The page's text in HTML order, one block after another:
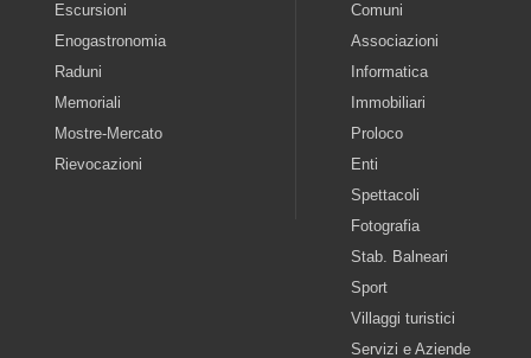
Escursioni
Enogastronomia
Raduni
Memoriali
Mostre-Mercato
Rievocazioni
Comuni
Associazioni
Informatica
Immobiliari
Proloco
Enti
Spettacoli
Fotografia
Stab. Balneari
Sport
Villaggi turistici
Servizi e Aziende